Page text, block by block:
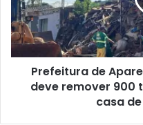
Prefeitura de
deve remover 900
casa